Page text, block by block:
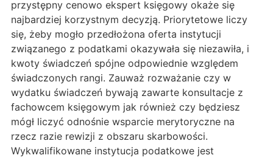
przystępny cenowo ekspert księgowy okaże się
najbardziej korzystnym decyzją. Priorytetowe liczy
się, żeby mogło przedłożona oferta instytucji
związanego z podatkami okazywała się niezawiła, i
kwoty świadczeń spójne odpowiednie względem
świadczonych rangi. Zauważ rozważanie czy w
wydatku świadczeń bywają zawarte konsultacje z
fachowcem księgowym jak również czy będziesz
mógł liczyć odnośnie wsparcie merytoryczne na
rzecz razie rewizji z obszaru skarbowości.
Wykwalifikowane instytucja podatkowe jest